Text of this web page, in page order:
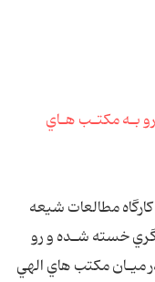
مطالعات شیعه
گري خسته شـده و رو
ميـان مكتب هاي الهي